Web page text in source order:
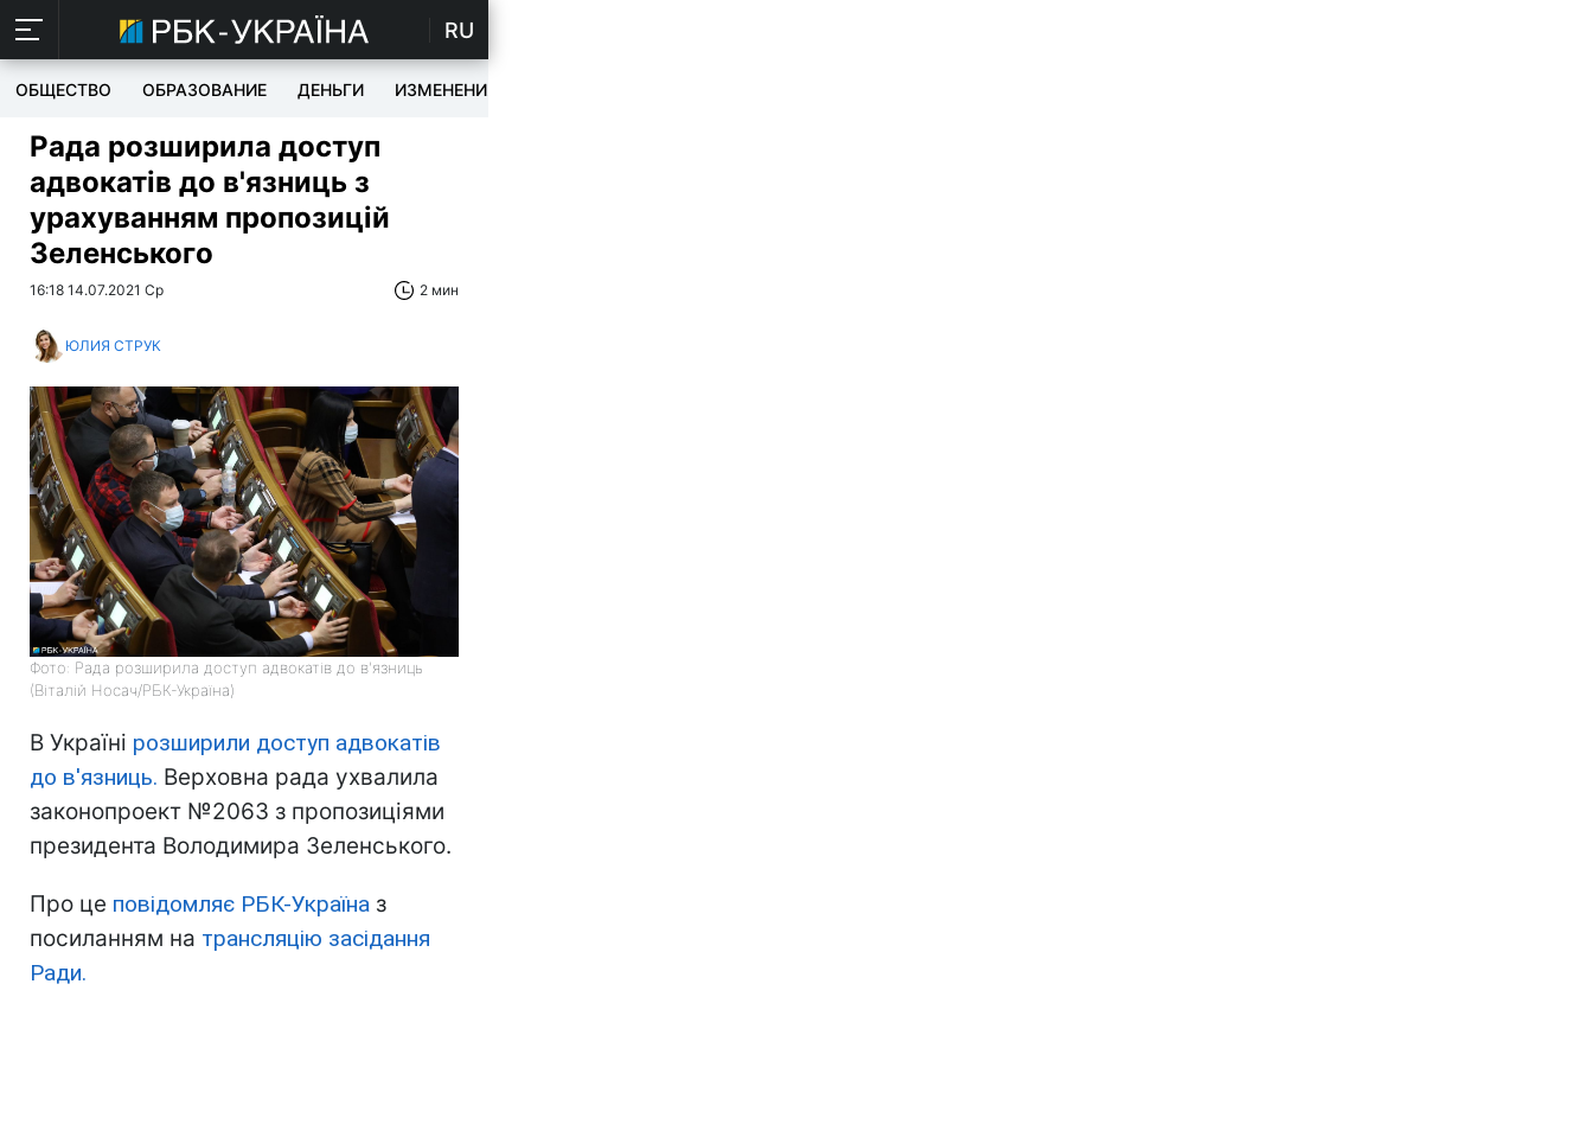
RU
ОБЩЕСТВО ОБРАЗОВАНИЕ ДЕНЬГИ ИЗМЕНЕНИЯ
Рада розширила доступ
адвокатів до в'язниць з
урахуванням пропозицій
Зеленського
16:18 14.07.2021 Ср 2 мин
ЮЛИЯ СТРУК
Фото: Рада розширила доступ адвокатів до в'язниць
(Віталій Носач/РБК-Україна)
В Україні розширили доступ адвокатів
до в'язниць. Верховна рада ухвалила
законопроект №2063 з пропозиціями
президента Володимира Зеленського.
Про це повідомляє РБК-Україна з
посиланням на трансляцію засідання
Ради.